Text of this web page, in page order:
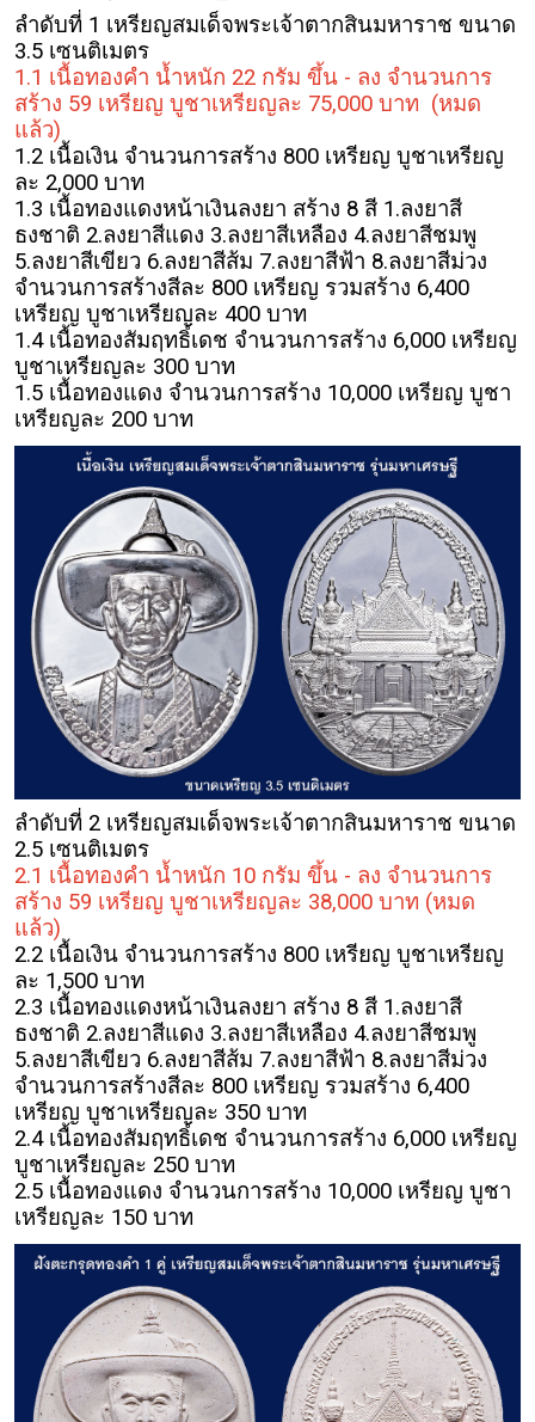
ลำดับที่ 1 เหรียญสมเด็จพระเจ้าตากสินมหาราช ขนาด
3.5 เซนติเมตร
1.1 เนื้อทองคำ น้ำหนัก 22 กรัม ขึ้น - ลง จำนวนการ
สร้าง 59 เหรียญ บูชาเหรียญละ 75,000 บาท (หมด
แล้ว)
1.2 เนื้อเงิน จำนวนการสร้าง 800 เหรียญ บูชาเหรียญ
ละ 2,000 บาท
1.3 เนื้อทองแดงหน้าเงินลงยา สร้าง 8 สี 1.ลงยาสี
ธงชาติ 2.ลงยาสีแดง 3.ลงยาสีเหลือง 4.ลงยาสีชมพู
5.ลงยาสีเขียว 6.ลงยาสีส้ม 7.ลงยาสีฟ้า 8.ลงยาสีม่วง
จำนวนการสร้างสีละ 800 เหรียญ รวมสร้าง 6,400
เหรียญ บูชาเหรียญละ 400 บาท
1.4 เนื้อทองสัมฤทธิ์เดช จำนวนการสร้าง 6,000 เหรียญ
บูชาเหรียญละ 300 บาท
1.5 เนื้อทองแดง จำนวนการสร้าง 10,000 เหรียญ บูชา
เหรียญละ 200 บาท
ลำดับที่ 2 เหรียญสมเด็จพระเจ้าตากสินมหาราช ขนาด
2.5 เซนติเมตร
2.1 เนื้อทองคำ น้ำหนัก 10 กรัม ขึ้น - ลง จำนวนการ
สร้าง 59 เหรียญ บูชาเหรียญละ 38,000 บาท (หมด
แล้ว)
2.2 เนื้อเงิน จำนวนการสร้าง 800 เหรียญ บูชาเหรียญ
ละ 1,500 บาท
2.3 เนื้อทองแดงหน้าเงินลงยา สร้าง 8 สี 1.ลงยาสี
ธงชาติ 2.ลงยาสีแดง 3.ลงยาสีเหลือง 4.ลงยาสีชมพู
5.ลงยาสีเขียว 6.ลงยาสีส้ม 7.ลงยาสีฟ้า 8.ลงยาสีม่วง
จำนวนการสร้างสีละ 800 เหรียญ รวมสร้าง 6,400
เหรียญ บูชาเหรียญละ 350 บาท
2.4 เนื้อทองสัมฤทธิ์เดช จำนวนการสร้าง 6,000 เหรียญ
บูชาเหรียญละ 250 บาท
2.5 เนื้อทองแดง จำนวนการสร้าง 10,000 เหรียญ บูชา
เหรียญละ 150 บาท